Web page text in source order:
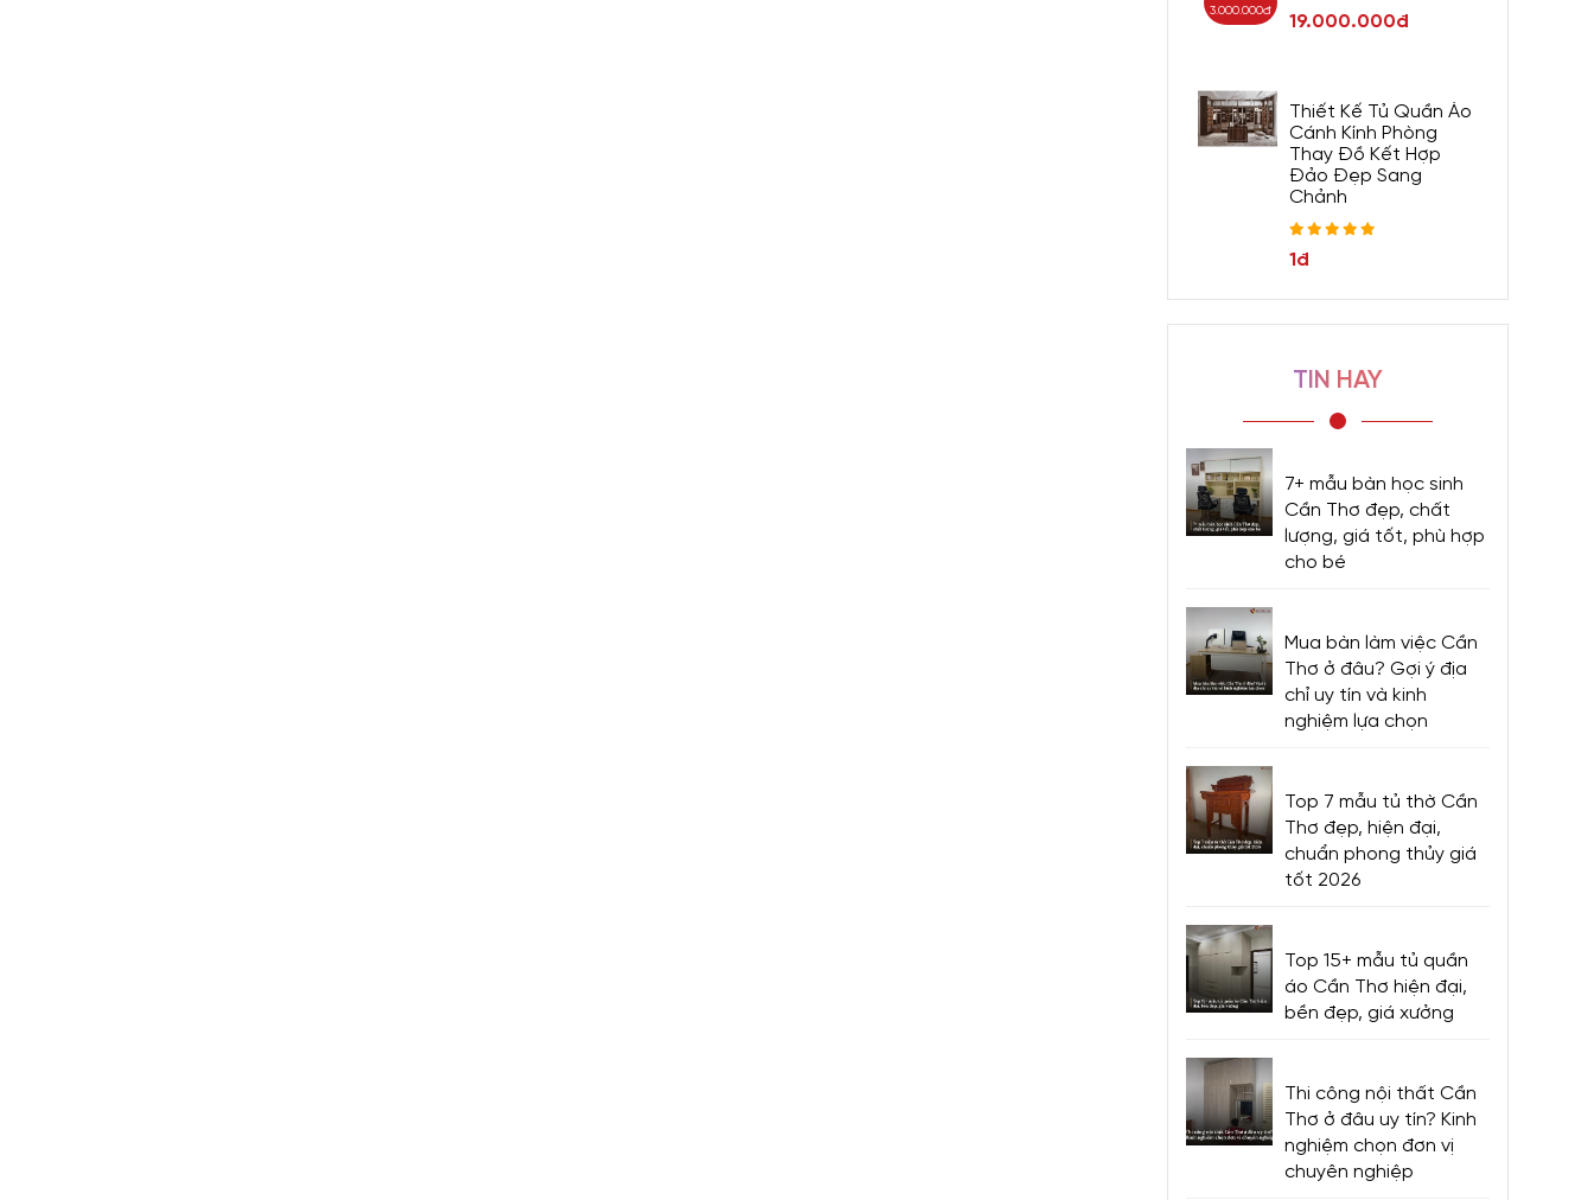
3.000.000đ
19.000.000đ
Thiết Kế Tủ Quần Áo
Cánh Kính Phòng
Thay Đồ Kết Hợp
Đảo Đẹp Sang
Chảnh
1đ
TIN HAY
7+ mẫu bàn học sinh
Cần Thơ đẹp, chất
lượng, giá tốt, phù hợp
cho bé
Mua bàn làm việc Cần
Thơ ở đâu? Gợi ý địa
chỉ uy tín và kinh
nghiệm lựa chọn
Top 7 mẫu tủ thờ Cần
Thơ đẹp, hiện đại,
chuẩn phong thủy giá
tốt 2026
Top 15+ mẫu tủ quần
áo Cần Thơ hiện đại,
bền đẹp, giá xưởng
Thi công nội thất Cần
Thơ ở đâu uy tín? Kinh
nghiệm chọn đơn vị
chuyên nghiệp